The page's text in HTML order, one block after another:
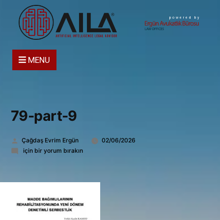
powered by
MENU
79-part-9
Gönderen:
Çağdaş Evrim Ergün
02/06/2026
79-
için bir yorum bırakın